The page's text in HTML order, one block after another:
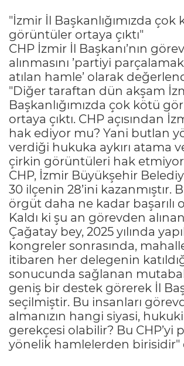
"İzmir İl Başkanlığımızda çok
görüntüler ortaya çıktı"
CHP İzmir İl Başkanı’nın
alınmasını ’partiyi
atılan hamle’ olarak
"Diğer taraftan dün akşam
Başkanlığımızda çok kötü
ortaya çıktı. CHP açısından
hak ediyor mu? Yani butlan
verdiği hukuka aykırı atama
çirkin görüntüleri hak
CHP, İzmir Büyükşehir
30 ilçenin 28’ini kazanmıştır.
örgüt daha ne kadar başarılı
Kaldı ki şu an görevden
Çağatay bey, 2025 yılında
kongreler sonrasında,
itibaren her delegenin
sonucunda sağlanan
geniş bir destek görerek İl
seçilmiştir. Bu insanları
almanızın hangi siyasi,
gerekçesi olabilir? Bu CHP’yi
yönelik hamlelerden birisidir"